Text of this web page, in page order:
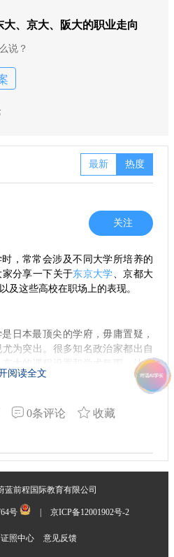
大、京大、阪大的职业走向
说？
最新 热度
关注
，常常会涉及不同大学所培养的
分享一下关于东京大学、京都大
及这些高校在职场上的表现。
日本最顶尖的学府，毋庸置疑，
为突出。很多知名政治家都出自
东大的课程设置和学术氛围，让学
角色和决策能力的培养。
大相比，更多的是学术研究的标
究和专业深造中表现优秀。许多
的学位，进入科研机构和高等教
风味。这里的毕业生多往企业界
实的培养方式，使得学生在毕业
阅读全文
0条评论
收藏
蓝前程国际教育有限公司
号 京ICP备12001902号-2
证照中心 意见反馈